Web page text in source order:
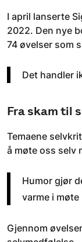
I april lanserte
2022. Den nye
74 øvelser som
Det handler
Fra skam til
Temaene
å møte oss selv
Humor gjør
varme i
Gjennom